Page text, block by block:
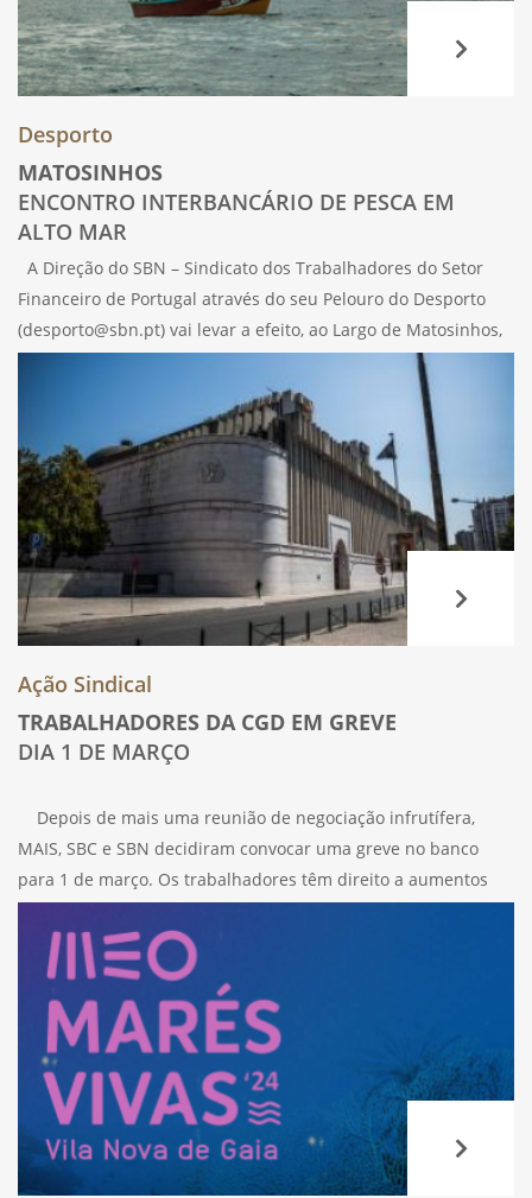
Desporto
MATOSINHOS
ENCONTRO INTERBANCÁRIO DE PESCA EM
ALTO MAR
A Direção do SBN – Sindicato dos Trabalhadores do Setor
Financeiro de Portugal através do seu Pelouro do Desporto
(desporto@sbn.pt) vai levar a efeito, ao Largo de Matosinhos,
este Encontro de Pesca de Alto Mar. Poderão participar todos
Ação Sindical
TRABALHADORES DA CGD EM GREVE
DIA 1 DE MARÇO
Depois de mais uma reunião de negociação infrutífera,
MAIS, SBC e SBN decidiram convocar uma greve no banco
para 1 de março. Os trabalhadores têm direito a aumentos
salariais dignos. Os Sindicatos da UGT reuniram-se com a